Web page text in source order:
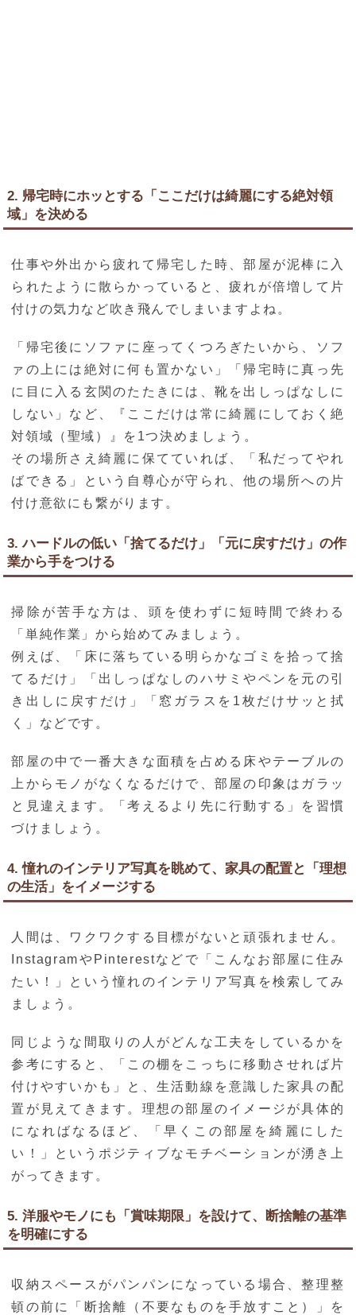
2. 帰宅時にホッとする「ここだけは綺麗にする絶対領
域」を決める
仕事や外出から疲れて帰宅した時、部屋が泥棒に入
られたように散らかっていると、疲れが倍増して片
付けの気力など吹き飛んでしまいますよね。
「帰宅後にソファに座ってくつろぎたいから、ソフ
ァの上には絶対に何も置かない」「帰宅時に真っ先
に目に入る玄関のたたきには、靴を出しっぱなしに
しない」など、『ここだけは常に綺麗にしておく絶
対領域（聖域）』を1つ決めましょう。
その場所さえ綺麗に保てていれば、「私だってやれ
ばできる」という自尊心が守られ、他の場所への片
付け意欲にも繋がります。
3. ハードルの低い「捨てるだけ」「元に戻すだけ」の作
業から手をつける
掃除が苦手な方は、頭を使わずに短時間で終わる
「単純作業」から始めてみましょう。
例えば、「床に落ちている明らかなゴミを拾って捨
てるだけ」「出しっぱなしのハサミやペンを元の引
き出しに戻すだけ」「窓ガラスを1枚だけサッと拭
く」などです。
部屋の中で一番大きな面積を占める床やテーブルの
上からモノがなくなるだけで、部屋の印象はガラッ
と見違えます。「考えるより先に行動する」を習慣
づけましょう。
4. 憧れのインテリア写真を眺めて、家具の配置と「理想
の生活」をイメージする
人間は、ワクワクする目標がないと頑張れません。
InstagramやPinterestなどで「こんなお部屋に住み
たい！」という憧れのインテリア写真を検索してみ
ましょう。
同じような間取りの人がどんな工夫をしているかを
参考にすると、「この棚をこっちに移動させれば片
付けやすいかも」と、生活動線を意識した家具の配
置が見えてきます。理想の部屋のイメージが具体的
になればなるほど、「早くこの部屋を綺麗にした
い！」というポジティブなモチベーションが湧き上
がってきます。
5. 洋服やモノにも「賞味期限」を設けて、断捨離の基準
を明確にする
収納スペースがパンパンになっている場合、整理整
頓の前に「断捨離（不要なものを手放すこと）」を